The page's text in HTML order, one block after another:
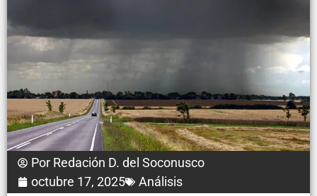
Por Redación D. del Soconusco
octubre 17, 2025
Análisis